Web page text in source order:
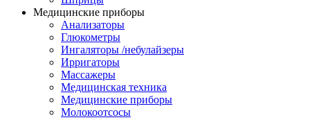
Медицинские приборы
Анализаторы
Глюкометры
Ингаляторы /небулайзеры
Ирригаторы
Массажеры
Медицинская техника
Медицинские приборы
Молокоотсосы